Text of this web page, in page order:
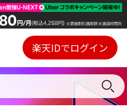
Webプレイヤー
ご契約内容の確認・変更
楽天IDでログイン